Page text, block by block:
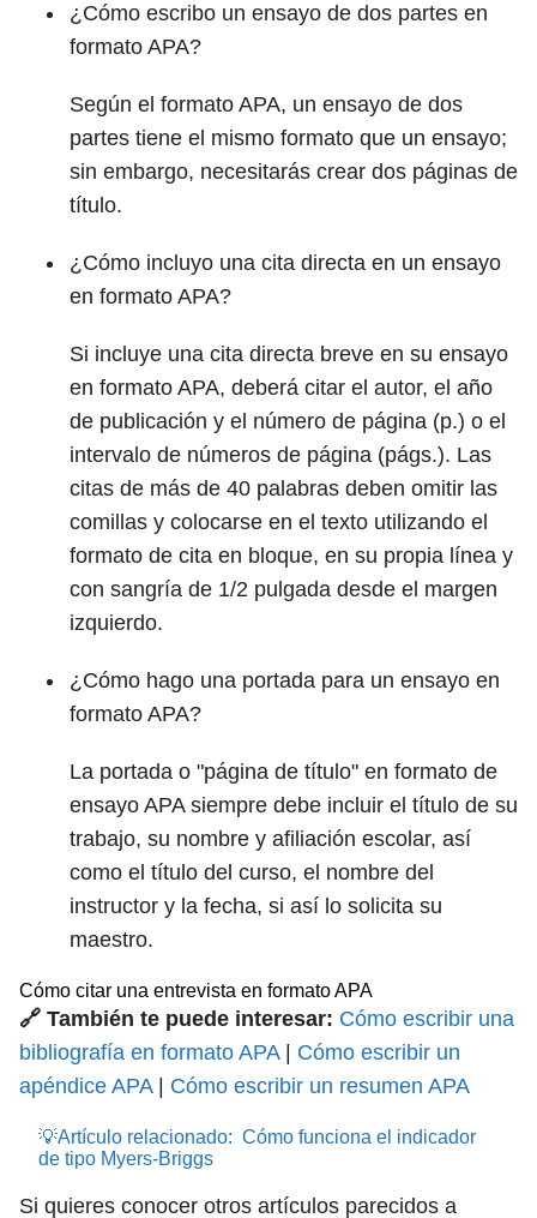
¿Cómo escribo un ensayo de dos partes en
formato APA?
Según el formato APA, un ensayo de dos
partes tiene el mismo formato que un ensayo;
sin embargo, necesitarás crear dos páginas de
título.
¿Cómo incluyo una cita directa en un ensayo
en formato APA?
Si incluye una cita directa breve en su ensayo
en formato APA, deberá citar el autor, el año
de publicación y el número de página (p.) o el
intervalo de números de página (págs.). Las
citas de más de 40 palabras deben omitir las
comillas y colocarse en el texto utilizando el
formato de cita en bloque, en su propia línea y
con sangría de 1/2 pulgada desde el margen
izquierdo.
¿Cómo hago una portada para un ensayo en
formato APA?
La portada o "página de título" en formato de
ensayo APA siempre debe incluir el título de su
trabajo, su nombre y afiliación escolar, así
como el título del curso, el nombre del
instructor y la fecha, si así lo solicita su
maestro.
Cómo citar una entrevista en formato APA
🔗 También te puede interesar: Cómo escribir una
bibliografía en formato APA| Cómo escribir un
apéndice APA| Cómo escribir un resumen APA
💡Artículo relacionado: Cómo funciona el indicador
de tipo Myers-Briggs
Si quieres conocer otros artículos parecidos a